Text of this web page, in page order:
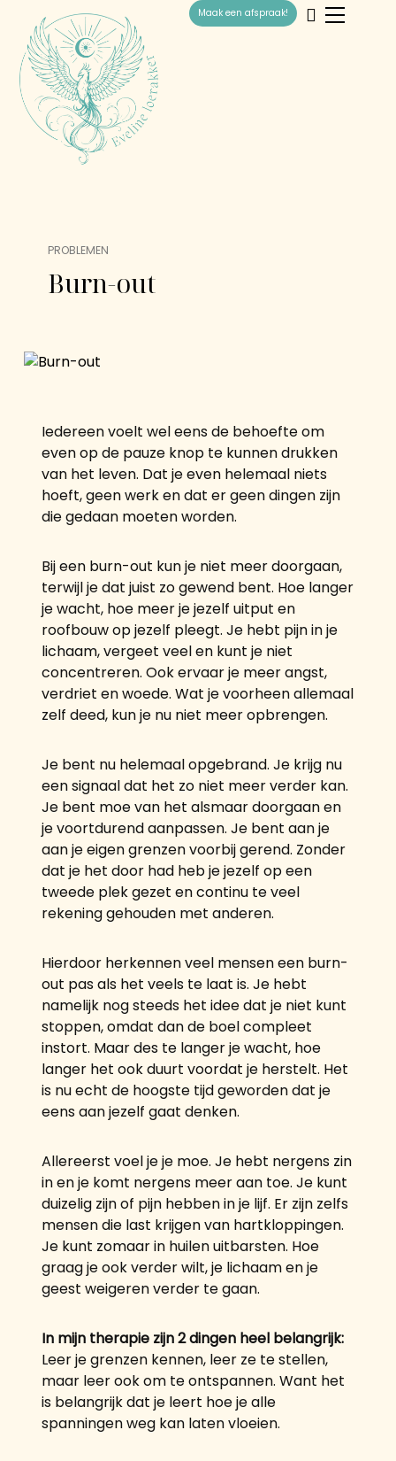
Maak een afspraak!
PROBLEMEN
Burn-out
Iedereen voelt wel eens de behoefte om
even op de pauze knop te kunnen drukken
van het leven. Dat je even helemaal niets
hoeft, geen werk en dat er geen dingen zijn
die gedaan moeten worden.
Bij een burn-out kun je niet meer doorgaan,
terwijl je dat juist zo gewend bent. Hoe langer
je wacht, hoe meer je jezelf uitput en
roofbouw op jezelf pleegt. Je hebt pijn in je
lichaam, vergeet veel en kunt je niet
concentreren. Ook ervaar je meer angst,
verdriet en woede. Wat je voorheen allemaal
zelf deed, kun je nu niet meer opbrengen.
Je bent nu helemaal opgebrand. Je krijg nu
een signaal dat het zo niet meer verder kan.
Je bent moe van het alsmaar doorgaan en
je voortdurend aanpassen. Je bent aan je
aan je eigen grenzen voorbij gerend. Zonder
dat je het door had heb je jezelf op een
tweede plek gezet en continu te veel
rekening gehouden met anderen.
Hierdoor herkennen veel mensen een burn-
out pas als het veels te laat is. Je hebt
namelijk nog steeds het idee dat je niet kunt
stoppen, omdat dan de boel compleet
instort. Maar des te langer je wacht, hoe
langer het ook duurt voordat je herstelt. Het
is nu echt de hoogste tijd geworden dat je
eens aan jezelf gaat denken.
Allereerst voel je je moe. Je hebt nergens zin
in en je komt nergens meer aan toe. Je kunt
duizelig zijn of pijn hebben in je lijf. Er zijn zelfs
mensen die last krijgen van hartkloppingen.
Je kunt zomaar in huilen uitbarsten. Hoe
graag je ook verder wilt, je lichaam en je
geest weigeren verder te gaan.
In mijn therapie zijn 2 dingen heel belangrijk:
Leer je grenzen kennen, leer ze te stellen,
maar leer ook om te ontspannen. Want het
is belangrijk dat je leert hoe je alle
spanningen weg kan laten vloeien.